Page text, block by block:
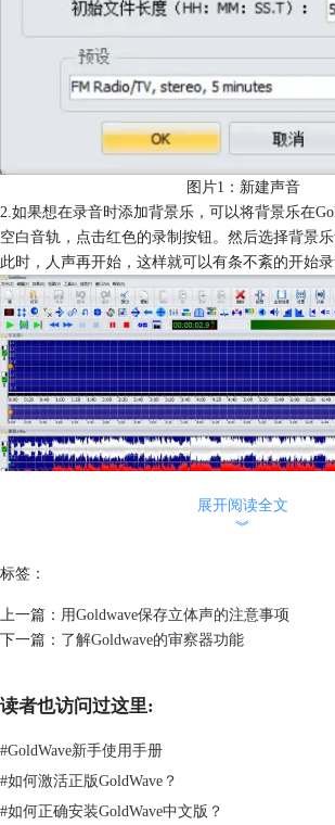
图片1：新建声音
2.如果想在录音时添加背景乐，可以将背景乐在
空白音轨，点击红色的录制按钮。然后选择背景乐
此时，人声再开始，这样就可以有条不紊的开始录
3.录音完成后，点击停止按钮。接着就可以对声音
以在这一步中完成。
4.在做好处理后，接下来，大家可以听听音频的开
5.为了让声音过渡更加的自然，在“效果—音量”中
展开阅读全文
︾
标签：
上一篇： 用Goldwave保存立体声的注意事项
下一篇： 了解Goldwave的审察器功能
读者也访问过这里:
#GoldWave新手使用手册
#如何激活正版GoldWave？
#如何正确安装GoldWave中文版？